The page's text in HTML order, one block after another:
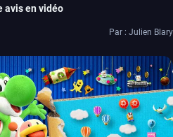
avis en vidéo
Par : Julien Blary